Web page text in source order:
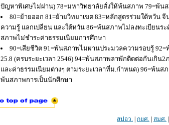
ปัญหาพิเศษไม่ผ่าน) 78=มหาวิทยาลัยสั่งให้พ้นสภาพ 79=พ้
80=ย้ายออก 81=ย้ายวิทยาเขต 83=หลักสูตรร่วมใต้หวัน
ความรู้ แลกเปลี่ยน และใต้หวัน 86=พ้นสภาพไม่ลงทะเบียน
สภาพไม่ชำระค่าธรรมเนียมการศึกษา
90=เสียชีวิต 91=พ้นสภาพไม่ผ่านประมวลความรอบรู้
25.8 (ครบระยะเวลา 2546) 94=พ้นสภาพลาพักติดต่อกันเกิ
และค่าธรรมเนียมต่างๆ ตามระยะเวลาที่ม.กำหนด) 96=พ้น
พ้นสภาพการเป็นนักศึกษา
สปอว. กยศ. สมศ.